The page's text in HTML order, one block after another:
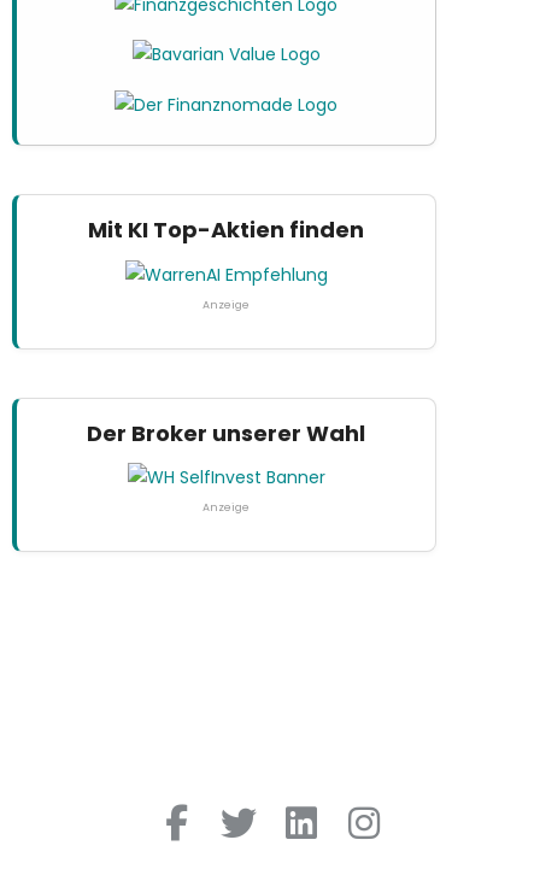
Mit KI Top-Aktien finden
Anzeige
Der Broker unserer Wahl
Anzeige